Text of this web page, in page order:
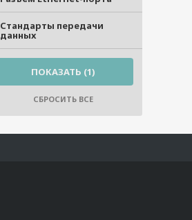
Стандарты передачи
данных